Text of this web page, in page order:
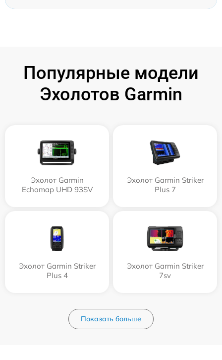
Популярные модели
Эхолотов Garmin
Эхолот Garmin
Echomap UHD 93SV
Эхолот Garmin Striker
Plus 7
Эхолот Garmin Striker
Plus 4
Эхолот Garmin Striker
7sv
Показать больше